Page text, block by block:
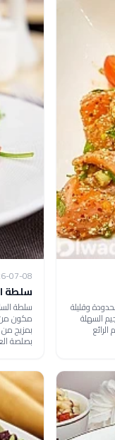
وقليلة
السهلة
07-08
سلطة
سلطة
مكون من
بمزيج من
بصلصة